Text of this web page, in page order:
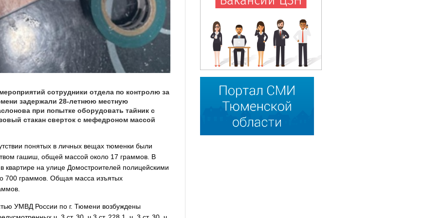
сотрудники отдела по контролю за
задержали 28-летнюю местную
при попытке оборудовать тайник с
стакан сверток с мефедроном массой
понятых в личных вещах тюменки были
гашиш, общей массой около 17 граммов. В
квартире на улице Домостроителей полицейскими
700 граммов. Общая масса изъятых
УМВД России по г. Тюмени возбуждены